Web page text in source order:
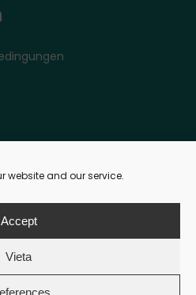
website and our service.
Accept
Vieta